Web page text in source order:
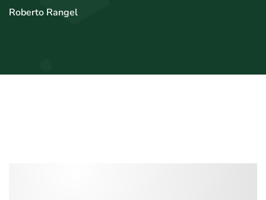
Roberto Rangel